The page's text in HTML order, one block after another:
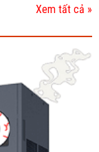
Xem tất cả »